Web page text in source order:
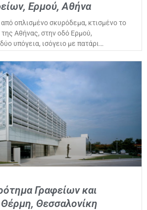
Ερμού, Αθήνα
οπλισμένο σκυρόδεμα, κτισμένο το
Αθήνας, στην οδό Ερμού,
υπόγεια, ισόγειο με πατάρι…
Γραφείων και
Θεσσαλονίκη